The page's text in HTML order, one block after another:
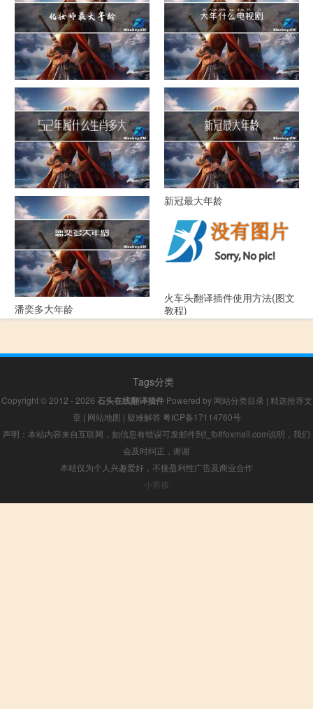
化妆师最大年龄 大年什么电视剧
52年属什么生肖多大年龄 新冠最大年龄
潘奕多大年龄
火车头翻译插件使用方法(图文
教程)
Tags分类
Copyright © 2012 - 2026 石头在线翻译插件Powered by 网站分类目录 | 精选推荐文
章 | 网站地图 | 疑难解答 粤ICP备17114760号
声明：本站内容来自互联网，如信息有错误可发邮件到f_fb#foxmail.com说明，我们
会及时纠正，谢谢
本站仅为个人兴趣爱好，不接盈利性广告及商业合作
小男孩